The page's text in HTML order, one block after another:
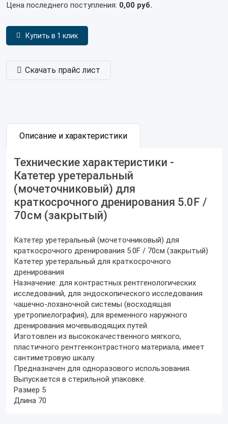
Цена последнего поступления: 0,00 руб.
Купить в 1 клик
Скачать прайс лист
Описание и характеристики
Технические характеристики -
Катетер уретеральный
(мочеточниковый) для
краткосрочного дренирования 5.0F /
70см (закрытый)
Катетер уретеральный (мочеточниковый) для
краткосрочного дренирования 5.0F / 70см (закрытый)
Катетер уретеральный для краткосрочного
дренирования
Назначение: для контрастных рентгенологических
исследований, для эндоскопического исследования
чашечно-лоханочной системы (восходящая
уретропиелография), для временного наружного
дренирования мочевыводящих путей.
Изготовлен из высококачественного мягкого,
пластичного рентгенконтрастного материала, имеет
сантиметровую шкалу.
Предназначен для одноразового использования.
Выпускается в стерильной упаковке.
Размер 5
Длина 70